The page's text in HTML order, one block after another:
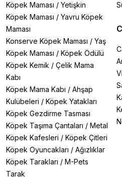
Köpek Maması / Yetişkin
Köpek Maması / Yavru Köpek
Maması
Konserve Köpek Maması / Yaş
Köpek Maması / Köpek Ödülü
Köpek Kemik / Çelik Mama
Kabı
Köpek Mama Kabı / Ahşap
Kulübeleri / Köpek Yatakları
Köpek Gezdirme Tasması
Köpek Taşıma Çantaları / Metal
Köpek Kafesleri / Köpek Çitleri
Köpek Oyuncakları / Ağızlıklar
Köpek Tarakları / M-Pets
Tarak